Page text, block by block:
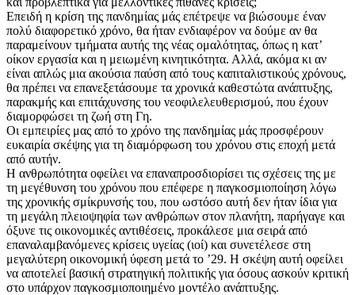
Επειδή η κρίση της πανδημίας μάς επέτρεψε να βιώσουμε έναν
πολύ διαφορετικό χρόνο, θα ήταν ενδιαφέρον να δούμε αν θα
παραμείνουν τμήματα αυτής της νέας ομαλότητας, όπως η κατ’
οίκον εργασία και η μειωμένη κινητικότητα. Αλλά, ακόμα κι αν
είναι απλώς μια ακούσια παύση από τους καπιταλιστικούς χρόνους,
θα πρέπει να επανεξετάσουμε τα χρονικά καθεστώτα ανάπτυξης,
παρακμής και επιτάχυνσης του νεοφιλελευθερισμού, που έχουν
διαμορφώσει τη ζωή στη Γη.
Οι εμπειρίες μας από το χρόνο της πανδημίας μάς προσφέρουν
ευκαιρία σκέψης για τη διαμόρφωση του χρόνου στις εποχή μετά
από αυτήν.
Η ανθρωπότητα οφείλει να επαναπροσδιορίσει τις σχέσεις της με
τη μεγέθυνση του χρόνου που επέφερε η παγκοσμιοποίηση λόγω
της χρονικής σμίκρυνσής του, που ωστόσο αυτή δεν ήταν ίδια για
τη μεγάλη πλειοψηφία των ανθρώπων στον πλανήτη, παρήγαγε και
όξυνε τις οικονομικές αντιθέσεις, προκάλεσε μια σειρά από
επαναλαμβανόμενες κρίσεις υγείας (ιοί) και συνετέλεσε στη
μεγαλύτερη οικονομική ύφεση μετά το ’29. Η σκέψη αυτή οφείλει
να αποτελεί βασική στρατηγική πολιτικής για όσους ασκούν κριτική
στο υπάρχον παγκοσμιοποιημένο μοντέλο ανάπτυξης.